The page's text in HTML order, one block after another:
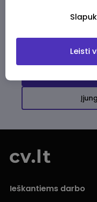
darbo
Ieškantiems darbo
Leisti